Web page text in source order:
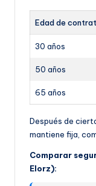
Edad de
30 años
50 años
65 años
Después de
mantiene fija,
Comparar
Elorz):